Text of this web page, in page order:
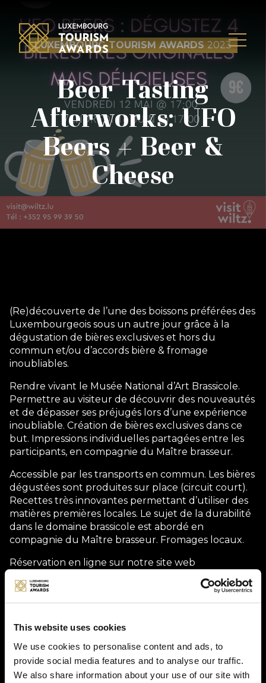
This website uses cookies
We use cookies to personalise content and ads, to
provide social media features and to analyse our traffic.
We also share information about your use of our site with
LUXEMBOURG TOURISM AWARDS 2023
Beer Tasting
Afterworks: UFO
Beers + Beer &
Cheese
Description
(Re)découverte de l’une des boissons préférées des
Luxembourgeois sous un autre jour grâce à la
dégustation de bières exclusives et hors du
commun et/ou d’accords bière & fromage
inoubliables.
Rendre vivant le Musée National d’Art Brassicole.
Permettre au visiteur de découvrir des nouveautés
et de dépasser ses préjugés lors d’une expérience
inoubliable. Création de bières exclusives dans ce
but. Impressions individuelles partagées entre les
participants, en compagnie du Maître brasseur.
Accessible par les transports en commun. Les bières
dégustées sont produites sur place (circuit court).
Recettes très innovantes permettant d’utiliser des
matières premières locales. Le sujet de la durabilité
dans le domaine brassicole est abordé en
compagnie du Maître brasseur. Fromages locaux.
Réservation en ligne sur notre site web
(biermuseum.lu). Publication sur les réseaux
sociaux & Echo.lu (repartagé sur visitwiltz.lu /
wiltz.lu). Possibilité d’évaluer les bières dégustées